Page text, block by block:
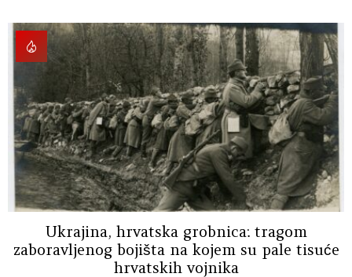
Ukrajina, hrvatska grobnica: tragom
zaboravljenog bojišta na kojem su pale tisuće
hrvatskih vojnika